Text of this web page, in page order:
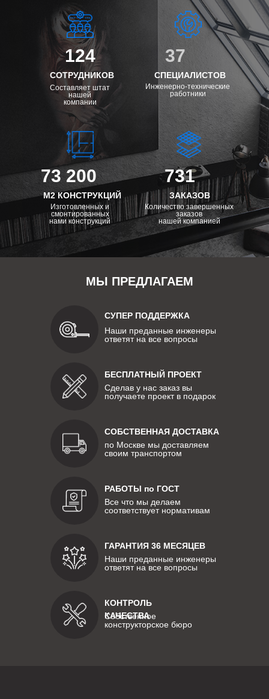
124
СОТРУДНИКОВ
Составляет штат
нашей
компании
73 200
М2 КОНСТРУКЦИЙ
Изготовленных и
смонтированных
нами конструкций
731
ЗАКАЗОВ
Количество завершенных
заказов
нашей компанией
37
СПЕЦИАЛИСТОВ
Инженерно-технические
работники
МЫ ПРЕДЛАГАЕМ
СУПЕР ПОДДЕРЖКА
Наши преданные инженеры
ответят на все вопросы
БЕСПЛАТНЫЙ ПРОЕКТ
Сделав у нас заказ вы
получаете проект в подарок
СОБСТВЕННАЯ ДОСТАВКА
по Москве мы доставляем
своим транспортом
РАБОТЫ по ГОСТ
Все что мы делаем
соответствует нормативам
КОНТРОЛЬ
КАЧЕСТВА
Собственное
конструкторское бюро
ГАРАНТИЯ 36 МЕСЯЦЕВ
Наши преданные инженеры
ответят на все вопросы